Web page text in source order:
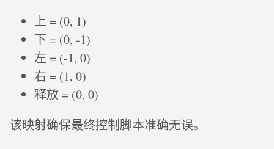
上 = (0, 1)
下 = (0, -1)
左 = (-1, 0)
右 = (1, 0)
释放 = (0, 0)
该映射确保最终控制脚本准确无误。